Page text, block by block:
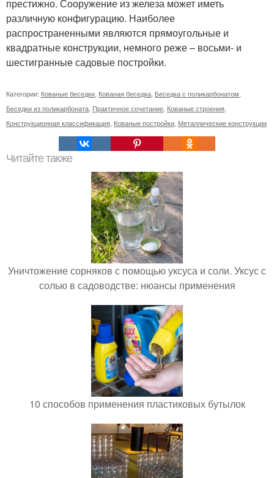
престижно. Сооружение из железа может иметь
различную конфигурацию. Наиболее
распространенными являются прямоугольные и
квадратные конструкции, немного реже – восьми- и
шестигранные садовые постройки.
Категории: Кованые беседки, Кованая беседка, Беседка с поликарбонатом,
Беседки из поликарбоната, Практичное сочетание, Кованые строения,
Конструкционная классификация, Кованые постройки, Металлические конструкции
Читайте также
Уничтожение сорняков с помощью уксуса и соли. Уксус с
солью в садоводстве: нюансы применения
10 способов применения пластиковых бутылок